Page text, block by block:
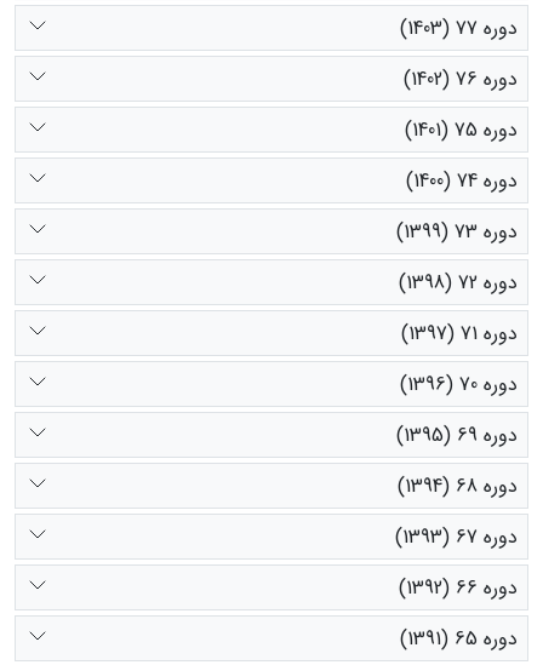
دوره 77 (1403)
دوره 76 (1402)
دوره 75 (1401)
دوره 74 (1400)
دوره 73 (1399)
دوره 72 (1398)
دوره 71 (1397)
دوره 70 (1396)
دوره 69 (1395)
دوره 68 (1394)
دوره 67 (1393)
دوره 66 (1392)
دوره 65 (1391)